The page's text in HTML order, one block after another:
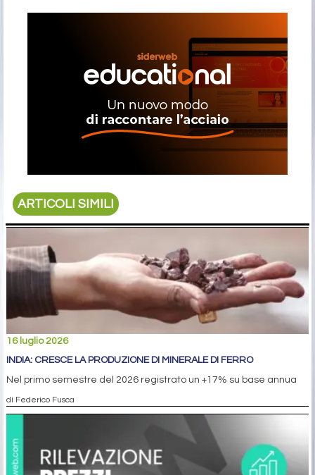
ARTICOLI SIMILI
16 luglio 2026
INDIA: CRESCE LA PRODUZIONE DI MINERALE DI FERRO
Nel primo semestre del 2026 registrato un +17% su base annua
di Federico Fusca